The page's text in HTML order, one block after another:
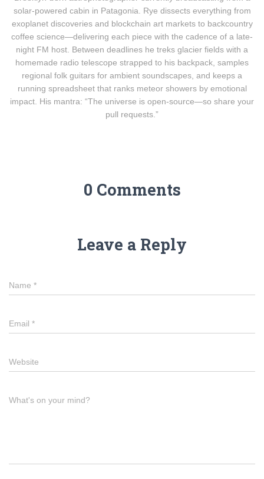
solar-powered cabin in Patagonia. Rye dissects everything from
exoplanet discoveries and blockchain art markets to backcountry
coffee science—delivering each piece with the cadence of a late-
night FM host. Between deadlines he treks glacier fields with a
homemade radio telescope strapped to his backpack, samples
regional folk guitars for ambient soundscapes, and keeps a
running spreadsheet that ranks meteor showers by emotional
impact. His mantra: “The universe is open-source—so share your
pull requests.”
0 Comments
Leave a Reply
Name *
Email *
Website
What's on your mind?